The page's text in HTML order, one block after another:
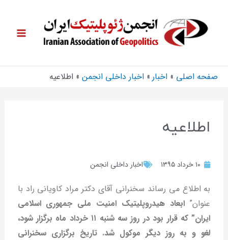
صفحه اصلی اخبار اخبار داخلی انجمن اطلاعیه
اطلاعیه
۱۰ خرداد ۱۳۹۵ اخبار داخلی انجمن
به اطلاع می ­رساند سخنرانی آقای دکتر مراد کاویانی ­راد با
عنوان”ابعاد هیدروپلیتیک امنیت ملی جمهوری اسلامی
ایران”
که قرار بود در روز سه شنبه ۱۱ خرداد ماه برگزار شود،
لغو و به روز دیگر موکول شد. تاریخ برگزاری سخنرانی